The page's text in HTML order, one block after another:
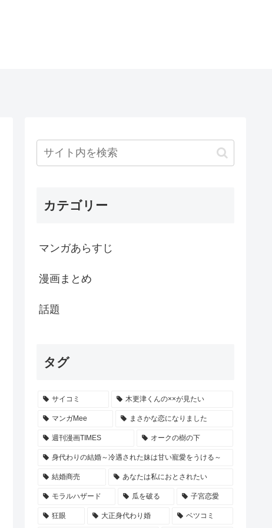
カテゴリー
マンガあらすじ
漫画まとめ
話題
タグ
サイコミ 木更津くんの××が見たい
マンガMee まさかな恋になりました
週刊漫画TIMES オークの樹の下
身代わりの結婚～冷遇された妹は甘い寵愛をうける～
結婚商売 あなたは私におとされたい
モラルハザード 瓜を破る 子宮恋愛
狂眼 大正身代わり婚 ベツコミ